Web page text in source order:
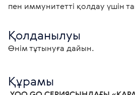
пен иммунитетті қолдау үшін
Қолданылуы
Өнім тұтынуға дайын.
Құрамы